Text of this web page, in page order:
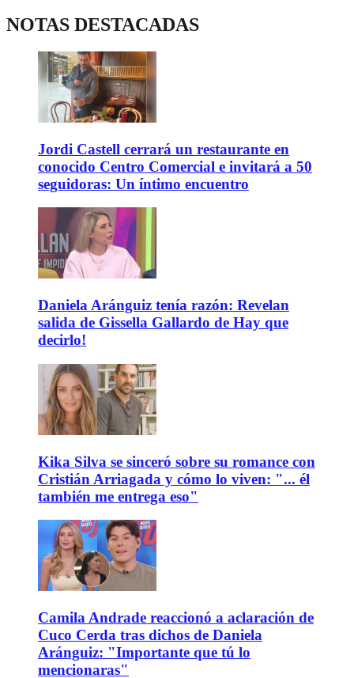
NOTAS DESTACADAS
Jordi Castell cerrará un restaurante en
conocido Centro Comercial e invitará a 50
seguidoras: Un íntimo encuentro
Daniela Aránguiz tenía razón: Revelan
salida de Gissella Gallardo de Hay que
decirlo!
Kika Silva se sinceró sobre su romance con
Cristián Arriagada y cómo lo viven: "... él
también me entrega eso"
Camila Andrade reaccionó a aclaración de
Cuco Cerda tras dichos de Daniela
Aránguiz: "Importante que tú lo
mencionaras"